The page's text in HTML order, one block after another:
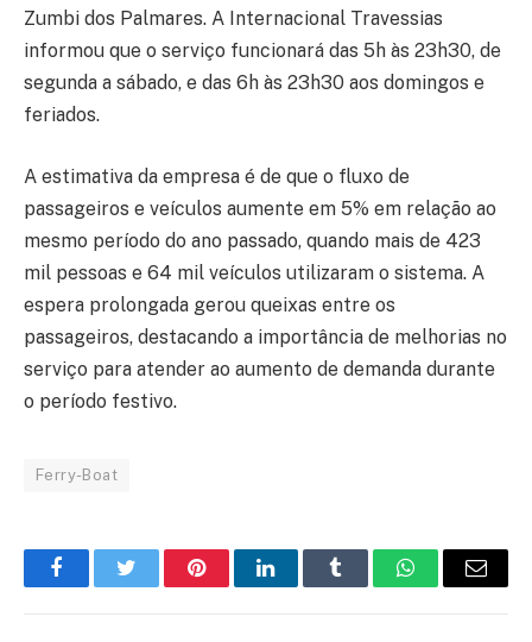
Zumbi dos Palmares. A Internacional Travessias
informou que o serviço funcionará das 5h às 23h30, de
segunda a sábado, e das 6h às 23h30 aos domingos e
feriados.
A estimativa da empresa é de que o fluxo de
passageiros e veículos aumente em 5% em relação ao
mesmo período do ano passado, quando mais de 423
mil pessoas e 64 mil veículos utilizaram o sistema. A
espera prolongada gerou queixas entre os
passageiros, destacando a importância de melhorias no
serviço para atender ao aumento de demanda durante
o período festivo.
Ferry-Boat
FacebookTwitter PinterestLinkedInTumblr WhatsApp
E-